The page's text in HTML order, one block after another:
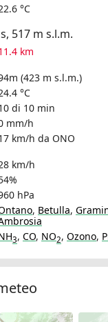
°C
517 m s.l.m.
km
(423 m s.l.m.)
°C
di 10 min
mm/h
km/h da ONO
km/h
hPa
, Betulla,
3, CO, NO2, Ozono,